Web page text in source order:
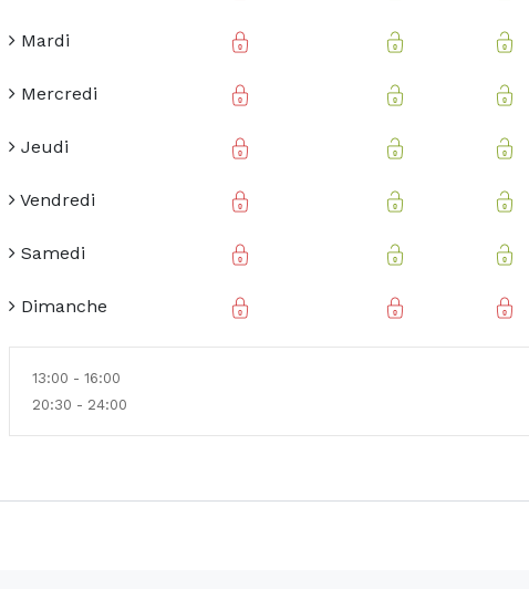
Mardi
Mercredi
Jeudi
Vendredi
Samedi
Dimanche
13:00 - 16:00
20:30 - 24:00